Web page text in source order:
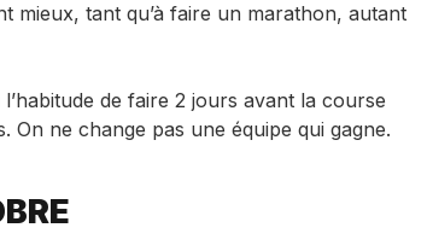
mieux, tant qu’à faire un marathon, autant
l’habitude de faire 2 jours avant la course
On ne change pas une équipe qui gagne.